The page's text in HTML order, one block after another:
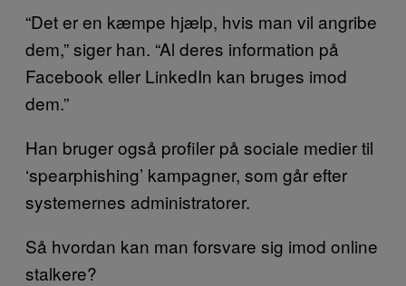
“Det er en kæmpe hjælp, hvis man vil angribe
dem,” siger han. “Al deres information på
Facebook eller LinkedIn kan bruges imod
dem.”
Han bruger også profiler på sociale medier til
‘spearphishing’ kampagner, som går efter
systemernes administratorer.
Så hvordan kan man forsvare sig imod online
stalkere?